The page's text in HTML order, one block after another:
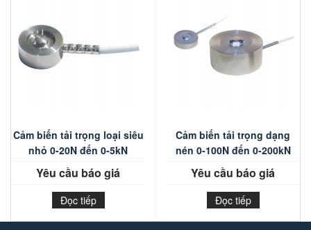
Cảm biến tải trọng loại siêu
nhỏ 0-20N đến 0-5kN
Yêu cầu báo giá
Đọc tiếp
Cảm biến tải trọng dạng
nén 0-100N đến 0-200kN
Yêu cầu báo giá
Đọc tiếp